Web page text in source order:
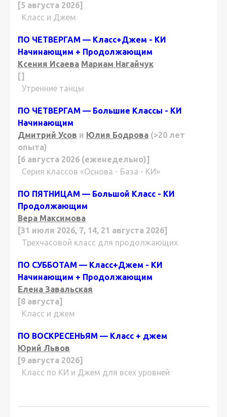
[5 августа 2026]
Класс и Джем
ПО ЧЕТВЕРГАМ — Класс+Джем - КИ
Начинающим + Продолжающим
Ксения Исаева Мариам Нагайчук
[]
Утренние танцы
ПО ЧЕТВЕРГАМ — Большие Классы - КИ
Начинающим
Дмитрий Усов и Юлия Бодрова (>20 лет
опыта)
[6 августа 2026 (еженедельно)]
Серия классов «Основа - База - КИ»
ПО ПЯТНИЦАМ — Большой Класс - КИ
Продолжающим
Вера Максимова
[31 июля 2026, 7, 14, 21 августа 2026]
Трехчасовой класс для продолжающих
ПО СУББОТАМ — Класс+Джем - КИ
Начинающим + Продолжающим
Елена Завальская
[8 августа]
Класс и джем
ПО ВОСКРЕСЕНЬЯМ — Класс + джем
Юрий Львов
[9 августа 2026]
Класс по КИ и Джем для всех уровней